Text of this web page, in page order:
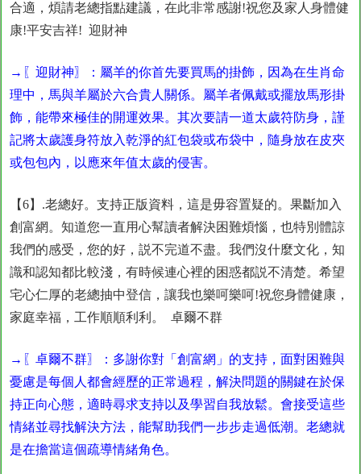
合適，煩請老總指點建議，在此非常感謝!祝您及家人身體健
康!平安吉祥! 迎財神
→〖迎財神〗：屬羊的你首先要買馬的掛飾，因為在生肖命
理中，馬與羊屬於六合貴人關係。屬羊者佩戴或擺放馬形掛
飾，能帶來極佳的開運效果。其次要請一道太歲符防身，謹
記將太歲護身符放入乾淨的紅包袋或布袋中，隨身放在皮夾
或包包內，以應來年值太歲的侵害。
【6】.老總好。支持正版資料，這是毋容置疑的。果斷加入
創富網。知道您一直用心幫讀者解決困難煩惱，也特別體諒
我們的感受，您的好，説不完道不盡。我們沒什麼文化，知
識和認知都比較淺，有時候連心裡的困惑都説不清楚。希望
宅心仁厚的老總抽中登信，讓我也樂呵樂呵!祝您身體健康，
家庭幸福，工作順順利利。 卓爾不群
→〖卓爾不群〗：多謝你對「創富網」的支持，面對困難與
憂慮是每個人都會經歷的正常過程，解決問題的關鍵在於保
持正向心態，適時尋求支持以及學習自我放鬆。會接受這些
情緒並尋找解決方法，能幫助我們一步步走過低潮。老總就
是在擔當這個疏導情緒角色。